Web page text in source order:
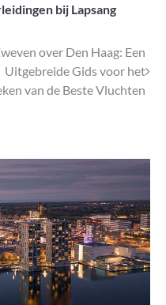
bij Lapsang
over Den Haag: Een
Uitgebreide Gids voor het
van de Beste Vluchten